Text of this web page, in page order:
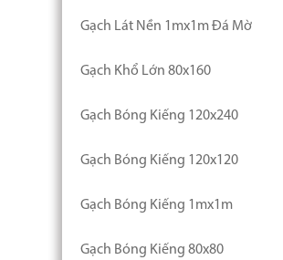
Gạch Lát Nền 1mx1m Đá Mờ
Gạch Khổ Lớn 80x160
Gạch Bóng Kiếng 120x240
Gạch Bóng Kiếng 120x120
Gạch Bóng Kiếng 1mx1m
Gạch Bóng Kiếng 80x80